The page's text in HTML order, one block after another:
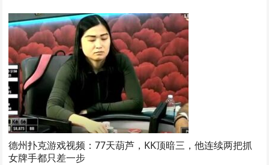
德州扑克游戏视频：77天葫芦，KK顶暗三，他连续两把抓
女牌手都只差一步